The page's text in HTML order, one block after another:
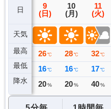
日
天気
最高
最低
降水
8
(土)
26 ℃
19 ℃
6 ミリ
9
(日)
26 ℃
16 ℃
20 %
10
(月)
28 ℃
16 ℃
20 %
11
(火)
32 ℃
17 ℃
40 %